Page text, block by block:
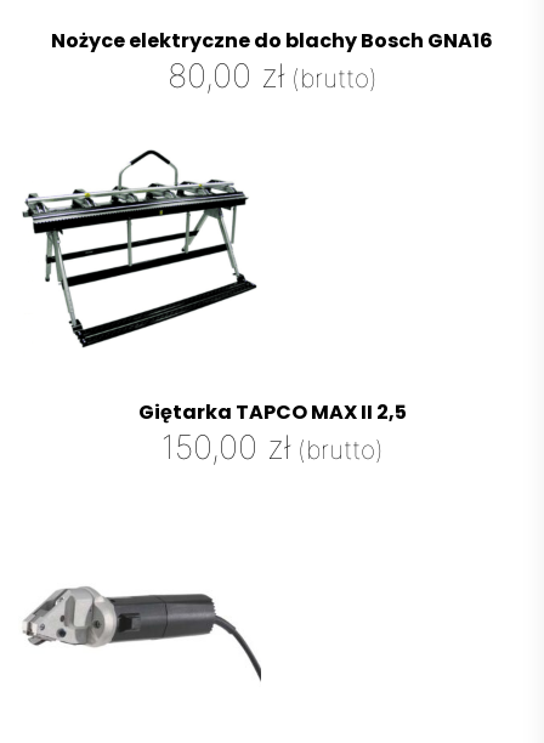
Nożyce elektryczne do blachy Bosch GNA16
80,00 zł (brutto)
Giętarka TAPCO MAX II 2,5
150,00 zł (brutto)